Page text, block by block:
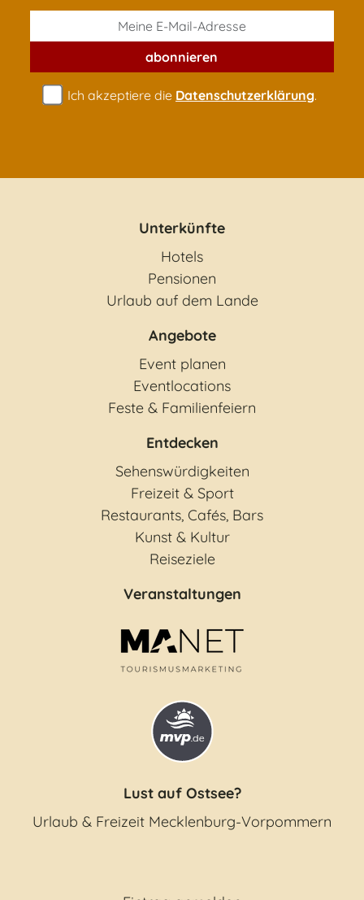
Schlosshotels
Seminarhäuser
Sporthotels
Urlaub auf dem Lande
Wellnesshotels
Zimmervermittlungen
sonstiges
abonnieren
Ich akzeptiere die Datenschutzerklärung.
Unterkünfte
Hotels
Pensionen
Urlaub auf dem Lande
Angebote
Event planen
Eventlocations
Feste & Familienfeiern
Entdecken
Sehenswürdigkeiten
Freizeit & Sport
Restaurants, Cafés, Bars
Kunst & Kultur
Reiseziele
Veranstaltungen
Lust auf Ostsee?
Urlaub & Freizeit Mecklenburg-Vorpommern